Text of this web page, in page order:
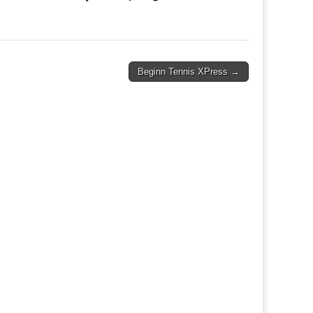
Beginn Tennis XPress →